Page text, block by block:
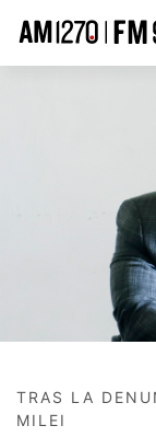
TRAS LA
MILEI